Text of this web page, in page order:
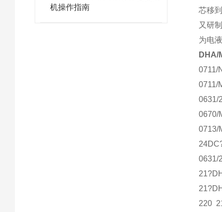
机操作指南
芯移
又研
为电
DHA/
0711/
0711/
0631/
0670/
0713/
0631/
220